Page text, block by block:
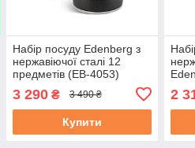
Набір посуду Edenberg з
нержавіючої сталі 12
предметів (EB-4053)
3 290₴ 3 490 ₴
Купити
2